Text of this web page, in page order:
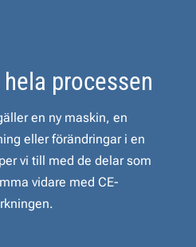
processen
en ny maskin, en
eller förändringar i en
vi till med de delar som
vidare med CE-